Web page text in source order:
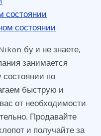
состоянии
состоянии
бу и не знаете,
занимается
состоянии по
быструю и
от необходимости
Продавайте
и получайте за